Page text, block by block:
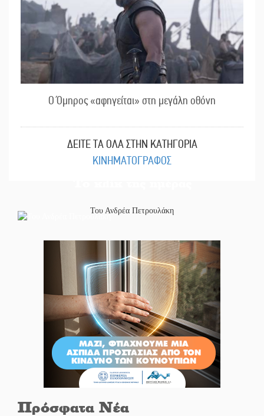
Ο Όμηρος «αφηγείται» στη μεγάλη οθόνη
ΔΕΙΤΕ ΤΑ ΟΛΑ ΣΤΗΝ ΚΑΤΗΓΟΡΙΑ
ΚΙΝΗΜΑΤΟΓΡΑΦΟΣ
Του Ανδρέα Πετρουλάκη
Πρόσφατα Νέα